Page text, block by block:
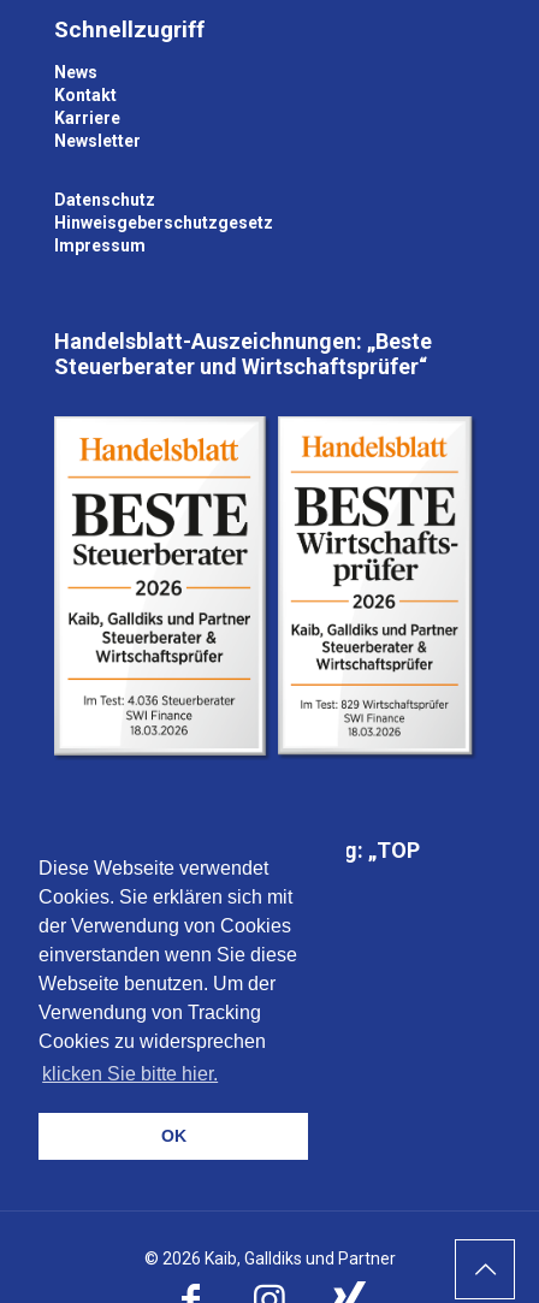
Diese Webseite verwendet
Cookies. Sie erklären sich mit
der Verwendung von Cookies
einverstanden wenn Sie diese
Webseite benutzen. Um der
Verwendung von Tracking
Cookies zu widersprechen
klicken Sie bitte hier.
OK
Schnellzugriff
News
Kontakt
Karriere
Newsletter
Datenschutz
Hinweisgeberschutzgesetz
Impressum
Handelsblatt-Auszeichnungen: „Beste
Steuerberater und Wirtschaftsprüfer“
FOCUS-MONEY-Auszeichnung: „TOP
Steuerberater“
© 2026 Kaib, Galldiks und Partner